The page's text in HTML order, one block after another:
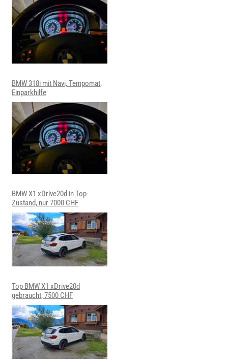
BMW 318i mit Navi, Tempomat,
Einparkhilfe
BMW X1 xDrive20d in Top-
Zustand, nur 7000 CHF
Top BMW X1 xDrive20d
gebraucht, 7500 CHF